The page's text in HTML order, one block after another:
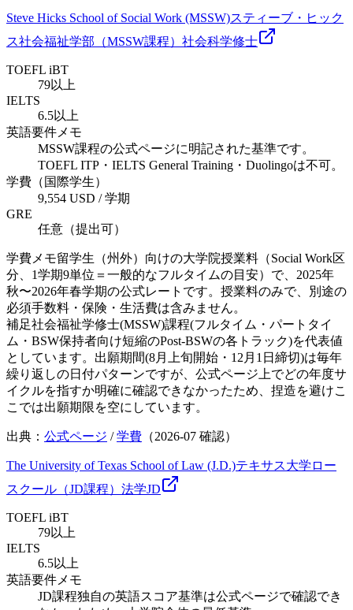
Steve Hicks School of Social Work (MSSW)スティーブ・ヒック
ス社会福祉学部（MSSW課程） 社会科学修士
TOEFL iBT
79以上
IELTS
6.5以上
英語要件メモ
MSSW課程の公式ページに明記された基準です。
TOEFL ITP・IELTS General Training・Duolingoは不可。
学費（国際学生）
9,554 USD / 学期
GRE
任意（提出可）
学費メモ留学生（州外）向けの大学院授業料（Social Work区
分、1学期9単位＝一般的なフルタイムの目安）で、2025年
秋〜2026年春学期の公式レートです。授業料のみで、別途の
必須手数料・保険・生活費は含みません。
補足社会福祉学修士(MSSW)課程(フルタイム・パートタイ
ム・BSW保持者向け短縮のPost-BSWの各トラック)を代表値
としています。出願期間(8月上旬開始・12月1日締切)は毎年
繰り返しの日付パターンですが、公式ページ上でどの年度サ
イクルを指すか明確に確認できなかったため、捏造を避けこ
こでは出願期限を空にしています。
出典： 公式ページ /学費 （2026-07 確認）
The University of Texas School of Law (J.D.)テキサス大学ロー
スクール（JD課程） 法学JD
TOEFL iBT
79以上
IELTS
6.5以上
英語要件メモ
JD課程独自の英語スコア基準は公式ページで確認でき